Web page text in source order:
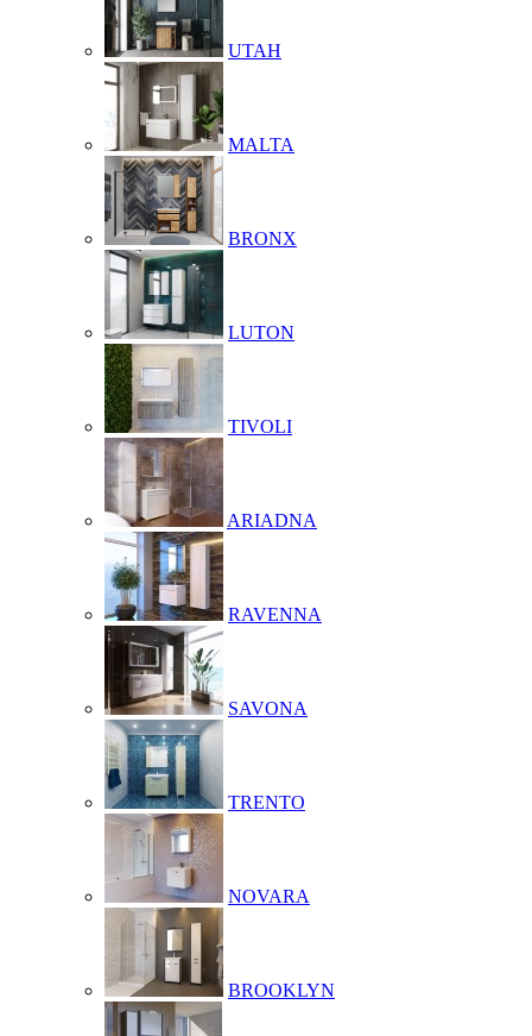
UTAH
MALTA
BRONX
LUTON
TIVOLI
ARIADNA
RAVENNA
SAVONA
TRENTO
NOVARA
BROOKLYN